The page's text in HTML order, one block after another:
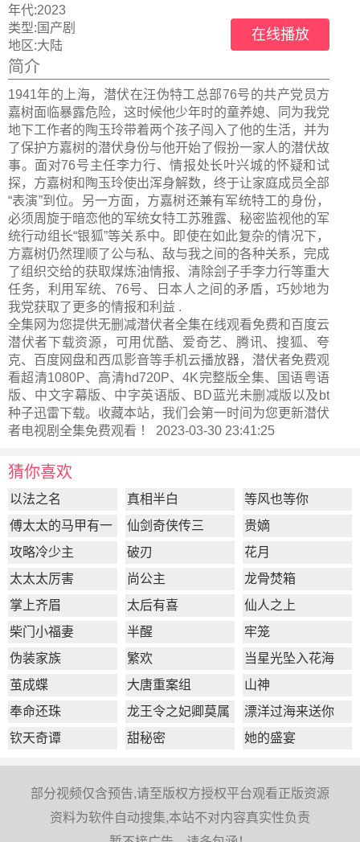
年代:2023
类型: 国产剧
地区:大陆
在线播放
简介
1941年的上海，潜伏在汪伪特工总部76号的共产党员方
嘉树面临暴露危险，这时候他少年时的童养媳、同为我党
地下工作者的陶玉玲带着两个孩子闯入了他的生活，并为
了保护方嘉树的潜伏身份与他开始了假扮一家人的潜伏故
事。面对76号主任李力行、情报处长叶兴城的怀疑和试
探，方嘉树和陶玉玲使出浑身解数，终于让家庭成员全部
“表演”到位。另一方面，方嘉树还兼有军统特工的身份，
必须周旋于暗恋他的军统女特工苏雅露、秘密监视他的军
统行动组长“银狐”等关系中。即使在如此复杂的情况下，
方嘉树仍然理顺了公与私、敌与我之间的各种关系，完成
了组织交给的获取煤炼油情报、清除刽子手李力行等重大
任务，利用军统、76号、日本人之间的矛盾，巧妙地为
我党获取了更多的情报和利益 .
全集网为您提供无删减潜伏者全集在线观看免费和百度云
潜伏者下载资源，可用优酷、爱奇艺、腾讯、搜狐、夸
克、百度网盘和西瓜影音等手机云播放器，潜伏者免费观
看超清1080P、高清hd720P、4K完整版全集、国语粤语
版、中文字幕版、中字英语版、BD蓝光未删减版以及bt
种子迅雷下载。收藏本站，我们会第一时间为您更新潜伏
者电视剧全集免费观看 ！ 2023-03-30 23:41:25
猜你喜欢
以法之名 真相半白
等风也等你
傅太太的马甲有一
点多
仙剑奇侠传三
贵嫡
攻略冷少主
破刃
花月
太太太厉害
尚公主
龙骨焚箱
掌上齐眉
太后有喜
仙人之上
柴门小福妻
半醒
牢笼
伪装家族
繁欢
当星光坠入花海
茧成蝶
大唐重案组
山神
奉命还珠
龙王令之妃卿莫属
漂洋过海来送你
钦天奇谭
甜秘密 她的盛宴
部分视频仅含预告,请至版权方授权平台观看正版资源
资料为软件自动搜集,本站不对内容真实性负责